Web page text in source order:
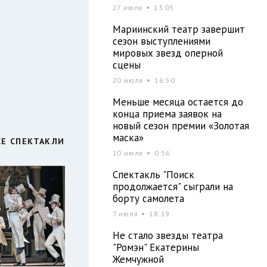
СПЕКТАКЛИ
27 июля 13:05
Мариинский театр завершит
сезон выступлениями
мировых звезд оперной
сцены
20 июля 16:50
Меньше месяца остается до
конца приема заявок на
новый сезон премии «Золотая
маска»
10 июля 0:56
Спектакль "Поиск
продолжается" сыграли на
борту самолета
7 июля 18:19
Не стало звезды театра
"Ромэн" Екатерины
Жемчужной